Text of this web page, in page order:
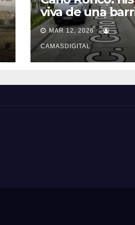
viva de una
popular de
MAR 12, 2026
CAMASDIGITAL